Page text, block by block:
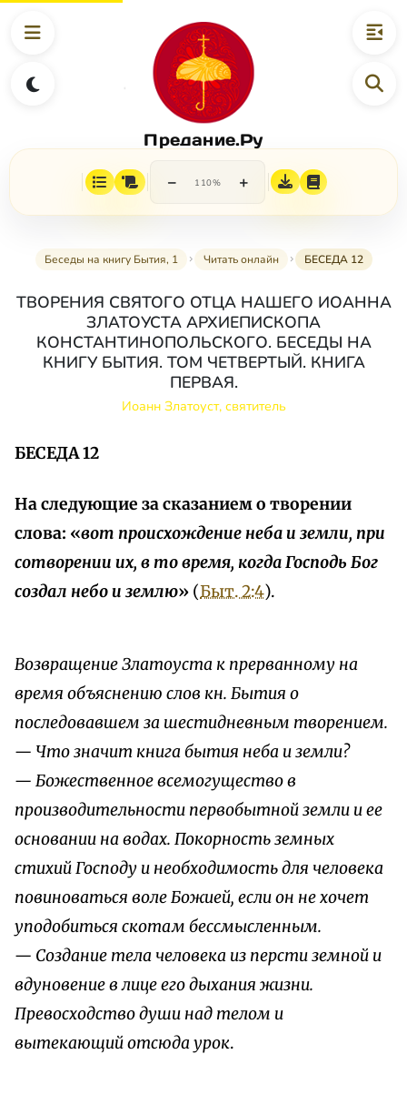
Предание.Ру
− 110% +
Беседы на книгу Бытия, 1 Читать онлайн БЕСЕДА 12
ТВОРЕНИЯ СВЯТОГО ОТЦА НАШЕГО ИОАННА
ЗЛАТОУСТА АРХИЕПИСКОПА
КОНСТАНТИНОПОЛЬСКОГО. БЕСЕДЫ НА
КНИГУ БЫТИЯ. ТОМ ЧЕТВЕРТЫЙ. КНИГА
ПЕРВАЯ.
Иоанн Златоуст, святитель
БЕСЕДА 12
На следующие за сказанием о творении
слова: «вот происхождение неба и земли, при
сотворении их, в то время, когда Господь Бог
создал небо и землю» (Быт. 2:4).
Возвращение Златоуста к прерванному на
время объяснению слов кн. Бытия о
последовавшем за шестидневным творением.
— Что значит книга бытия неба и земли?
— Божественное всемогущество в
производительности первобытной земли и ее
основании на водах. Покорность земных
стихий Господу и необходимость для человека
повиноваться воле Божией, если он не хочет
уподобиться скотам бессмысленным.
— Создание тела человека из персти земной и
вдуновение в лице его дыхания жизни.
Превосходство души над телом и
вытекающий отсюда урок.